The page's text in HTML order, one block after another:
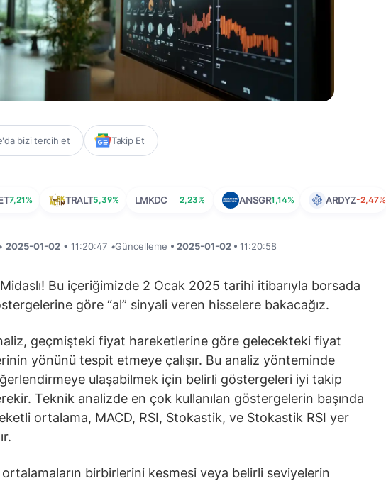
bizi tercih et Takip Et
7,21% TRALT5,39% LMKDC 2,23% ANSGR1,14% ARDYZ-2,47%
2025-01-02 • 11:20:47 •Güncelleme • 2025-01-02 • 11:20:58
Bu içeriğimizde 2 Ocak 2025 tarihi itibarıyla borsada
göre “al” sinyali veren hisselere bakacağız.
geçmişteki fiyat hareketlerine göre gelecekteki fiyat
yönünü tespit etmeye çalışır. Bu analiz yönteminde
ulaşabilmek için belirli göstergeleri iyi takip
Teknik analizde en çok kullanılan göstergelerin başında
ortalama, MACD, RSI, Stokastik, ve Stokastik RSI yer
birbirlerini kesmesi veya belirli seviyelerin